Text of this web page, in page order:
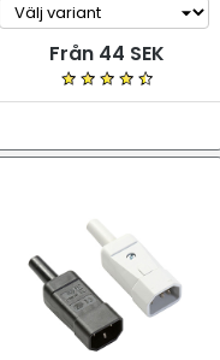
Från 44 SEK